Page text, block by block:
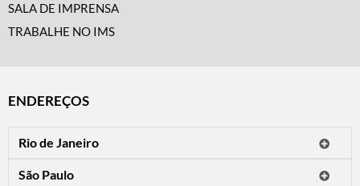
SALA DE IMPRENSA
TRABALHE NO IMS
ENDEREÇOS
Rio de Janeiro
São Paulo